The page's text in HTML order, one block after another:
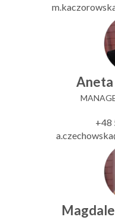
Aneta
+48